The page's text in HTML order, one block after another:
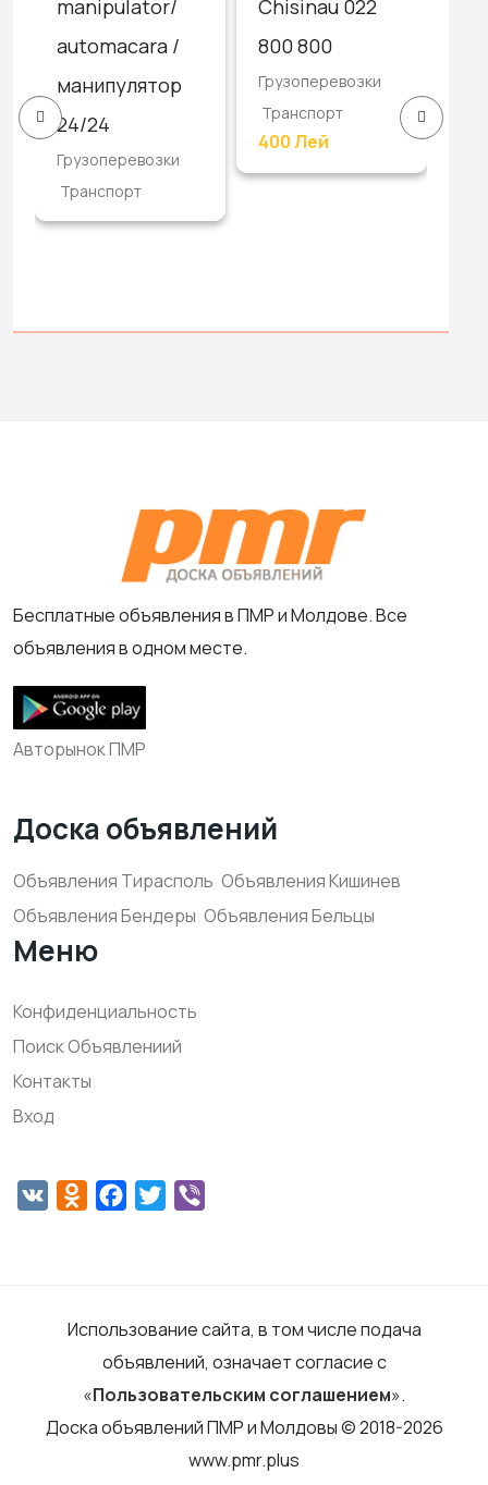
manipulator/
automacara /
манипулятор
24/24
Грузоперевозки
Транспорт
Chisinau 022
800 800
Грузоперевозки
Транспорт
400 Лей
Бесплатные объявления в ПМР и Молдове. Все
объявления в одном месте.
Авторынок ПМР
Доска объявлений
Объявления Тирасполь Объявления Кишинев
Объявления Бендеры Объявления Бельцы
Меню
Конфиденциальность
Поиск Объявлениий
Контакты
Вход
VK Odnoklassniki
Facebook
Twitter
Использование сайта, в том числе подача
объявлений, означает согласие с
«Пользовательским соглашением».
Доска объявлений ПМР и Молдовы © 2018-2026
www.pmr.plus